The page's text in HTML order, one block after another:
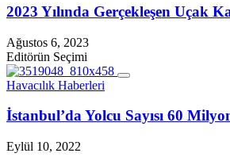
2023 Yılında Gerçekleşen Uçak
Ağustos 6, 2023
Editörün Seçimi
Havacılık Haberleri
İstanbul’da Yolcu Sayısı 60
Eylül 10, 2022